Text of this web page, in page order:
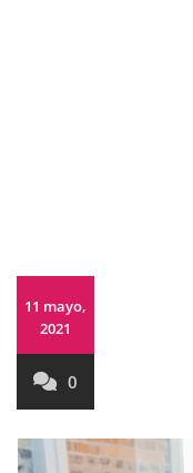
11 mayo,
2021
0